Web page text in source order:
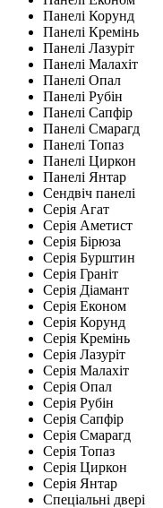
Панелі Корунд
Панелі Кремінь
Панелі Лазуріт
Панелі Малахіт
Панелі Опал
Панелі Рубін
Панелі Сапфір
Панелі Смарагд
Панелі Топаз
Панелі Циркон
Панелі Янтар
Сендвіч панелі
Серія Агат
Серія Аметист
Серія Бірюза
Серія Бурштин
Серія Граніт
Серія Діамант
Серія Економ
Серія Корунд
Серія Кремінь
Серія Лазуріт
Серія Малахіт
Серія Опал
Серія Рубін
Серія Сапфір
Серія Смарагд
Серія Топаз
Серія Циркон
Серія Янтар
Спеціальні двері